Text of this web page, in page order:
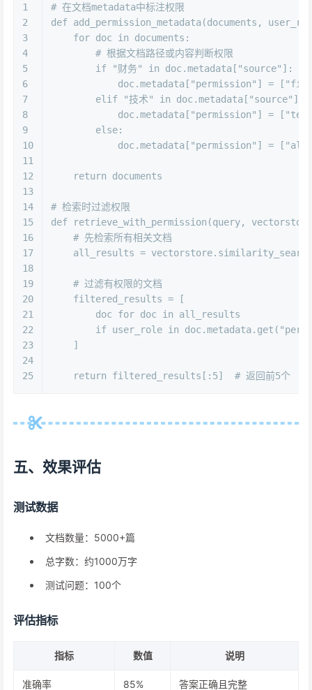
1
2
3
4
5
6
7
8
9
10
11
12
13
14
15
16
17
18
19
20
21
22
23
24
25
# 在文档metadata中标注权限
def add_permission_metadata(documents,
for doc in documents:
# 根据文档路径或内容判断权限
if
"财务" in doc.metadata[ "source" ]:
            doc.metadata[
"permission" ] = [
elif
"技术" in doc.metadata[ "source" ]:
            doc.metadata[
"permission" ] = [
else:
            doc.metadata[
"permission" ] = [ "all"
return documents
# 检索时过滤权限
def
retrieve_with_permission (query,
# 先检索所有相关文档
all_results =
# 过滤有权限的文档
    filtered_results = [
        doc
for doc in all_results
if user_role in doc.metadata.get(
    ]
return filtered_results[: 5] # 返回前5个
五、效果评估
测试数据
文档数量：5000+篇
总字数：约1000万字
测试问题：100个
评估指标
指标 数值 说明
准确率 85% 答案正确且完整